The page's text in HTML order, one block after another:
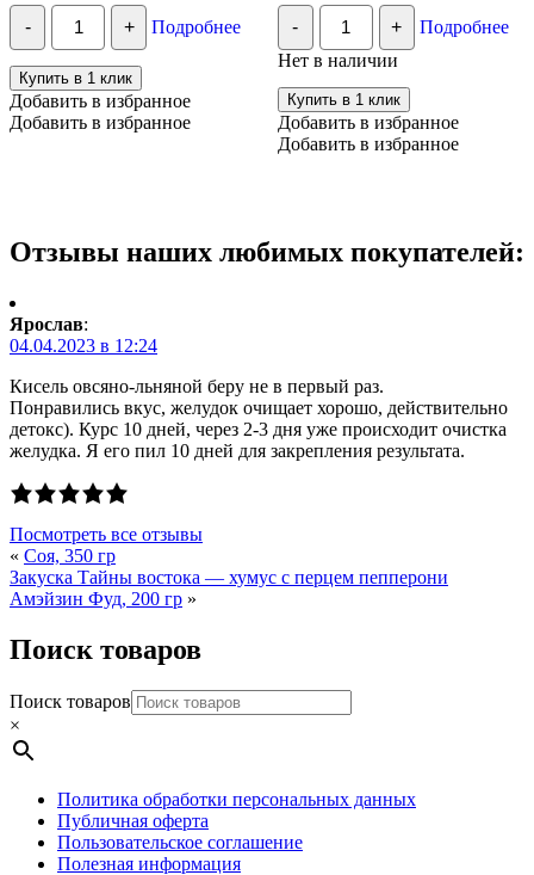
-
Количество
Сбитень
Столбушино
можжевеловый
Столбушинский
продукт,
250
+ Подробнее
Купить в 1 клик
Добавить в избранное
Добавить в избранное
-
Количество
Сироп
из
топинамбура
без
сахара
с
клубникой
+
Подробнее
Нет в наличии
Купить в 1 клик
Добавить в избранное
Добавить в избранное
Отзывы наших любимых покупателей:
Ярослав:
04.04.2023 в 12:24
Кисель овсяно-льняной беру не в первый раз.
Понравились вкус, желудок очищает хорошо, действительно
детокс). Курс 10 дней, через 2-3 дня уже происходит очистка
желудка. Я его пил 10 дней для закрепления результата.
Посмотреть все отзывы
« Соя, 350 гр
Закуска Тайны востока — хумус с перцем пепперони
Амэйзин Фуд, 200 гр »
Поиск товаров
Поиск товаров
×
Политика обработки персональных данных
Публичная оферта
Пользовательское соглашение
Полезная информация